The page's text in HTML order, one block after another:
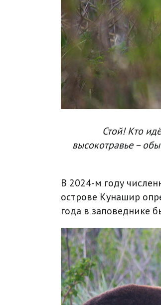
Стой! Кто
высокотравье –
В 2024-м году
острове Кунашир
года в заповеднике